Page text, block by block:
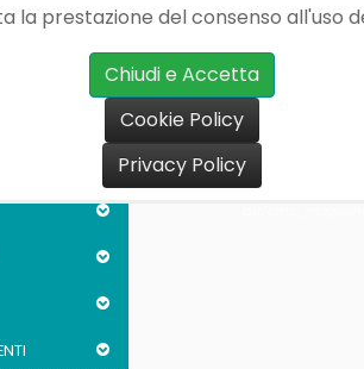
OAM 2025
https://relazione-
oam.y-
la prestazione del consenso all'uso
Chiudi e Accetta
Cookie Policy
Privacy Policy